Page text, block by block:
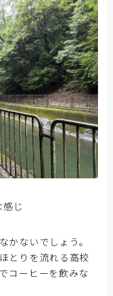
じ
かないでしょう。
とりを流れる高校
コーヒーを飲みな